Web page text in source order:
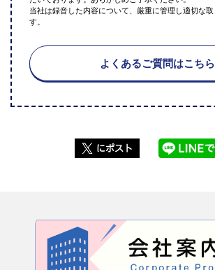
当社は録音した内容について、厳重に管理し適切な
す。
よくあるご質問はこちら